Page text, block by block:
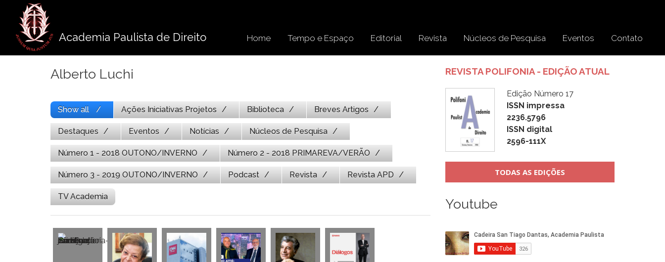
conteúdo
Academia Paulista de Direito Home Tempo e Espaço Editorial Revista Núcleos de Pesquisa Eventos Contato
Alberto Luchi
Show all Ações Iniciativas Projetos Biblioteca Breves Artigos
Destaques Eventos Notícias Núcleos de Pesquisa
Número 1 - 2018 OUTONO/INVERNO Número 2 - 2018 PRIMAREVA/VERÃO
Número 3 - 2019 OUTONO/INVERNO Podcast Revista Revista APD
TV Academia
REVISTA POLIFONIA - EDIÇÃO ATUAL
Edição Número 17
ISSN impressa
2236.5796
ISSN digital
2596-111X
TODAS AS EDIÇÕES
Youtube